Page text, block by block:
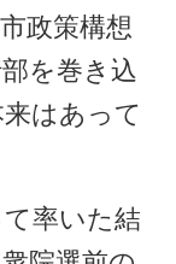
政策構想
を巻き込
はあって
率いた結